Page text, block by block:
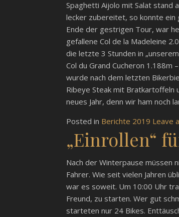
Spaghetti Aijolo mit Salat stand
lecker zubereitet, so konnte ein
Ende der gestrigen Tour, war
gefallene Col de la Madeleine
die letzte 3 Stunden in
Col du Grand Cucheron 1.188m
wurde nach dem letzten
Ribeye Steak mit Bratkartoffeln
neues Jahr, denn wir ham noch
Posted in Berichte 2019 Leave
„Einrollen“
Nach der Winterpause müssen
Fahrer. Wie seit vielen Jahren
war es soweit. Um 10:00 Uhr
Freund, zu starten. Wer gut
starteten nur 24 Bikes.